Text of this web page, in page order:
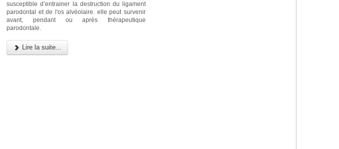
susceptible d’entrainer la destruction du ligament
parodontal et de l'os alvéolaire. elle peut survenir
avant, pendant ou après thérapeutique
parodontale.
Lire la suite...